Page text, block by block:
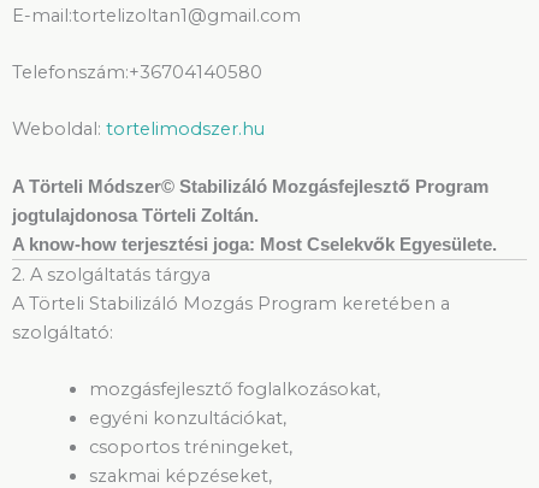
E-mail:tortelizoltan1@gmail.com
Telefonszám:+36704140580
Weboldal: tortelimodszer.hu
A Törteli Módszer© Stabilizáló Mozgásfejlesztő Program
jogtulajdonosa Törteli Zoltán.
A know-how terjesztési joga: Most Cselekvők Egyesülete.
2. A szolgáltatás tárgya
A Törteli Stabilizáló Mozgás Program keretében a
szolgáltató:
mozgásfejlesztő foglalkozásokat,
egyéni konzultációkat,
csoportos tréningeket,
szakmai képzéseket,